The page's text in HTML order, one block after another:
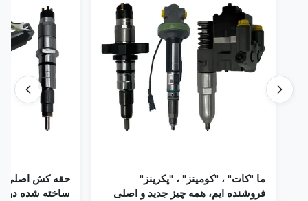
ما "کات" ، "کومینز" ، "پکرینز"
فروشنده ایم، همه چیز جدید و اصلی
حقه کش اصلی
ساخته شده در